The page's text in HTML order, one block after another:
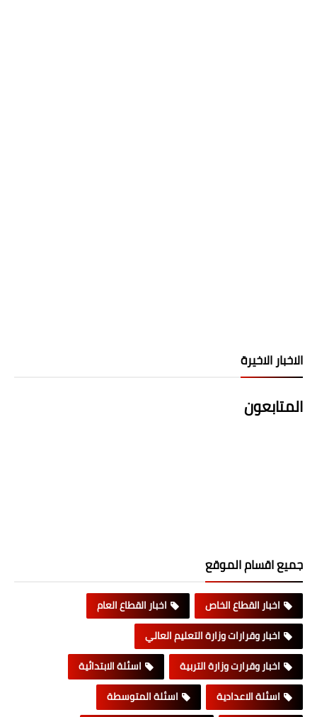
الاخبار الاخيرة
المتابعون
جميع اقسام الموقع
اخبار القطاع الخاص
اخبار القطاع العام
اخبار وقرارات وزارة التعليم العالي
اخبار وقرارت وزارة التربية
اسئلة الابتدائية
اسئلة الاعدادية
اسئلة المتوسطة